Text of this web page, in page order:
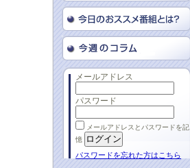
メールアドレス
パスワード
メールアドレスとパスワードを記
憶
パスワードを忘れた方はこちら